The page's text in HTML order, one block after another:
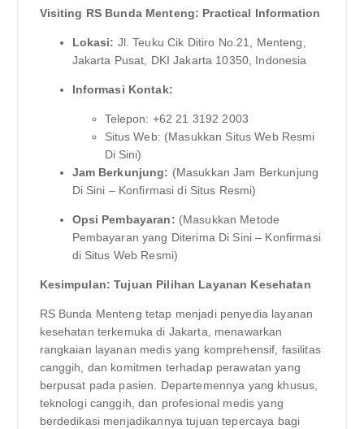
Visiting RS Bunda Menteng: Practical Information
Lokasi: Jl. Teuku Cik Ditiro No.21, Menteng,
Jakarta Pusat, DKI Jakarta 10350, Indonesia
Informasi Kontak:
Telepon: +62 21 3192 2003
Situs Web: (Masukkan Situs Web Resmi
Di Sini)
Jam Berkunjung: (Masukkan Jam Berkunjung
Di Sini – Konfirmasi di Situs Resmi)
Opsi Pembayaran: (Masukkan Metode
Pembayaran yang Diterima Di Sini – Konfirmasi
di Situs Web Resmi)
Kesimpulan: Tujuan Pilihan Layanan Kesehatan
RS Bunda Menteng tetap menjadi penyedia layanan
kesehatan terkemuka di Jakarta, menawarkan
rangkaian layanan medis yang komprehensif, fasilitas
canggih, dan komitmen terhadap perawatan yang
berpusat pada pasien. Departemennya yang khusus,
teknologi canggih, dan profesional medis yang
berdedikasi menjadikannya tujuan tepercaya bagi